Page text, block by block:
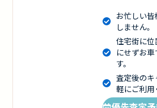
お忙しい
しません。
住宅街に
にせずお
す。
査定後の
軽にご利用